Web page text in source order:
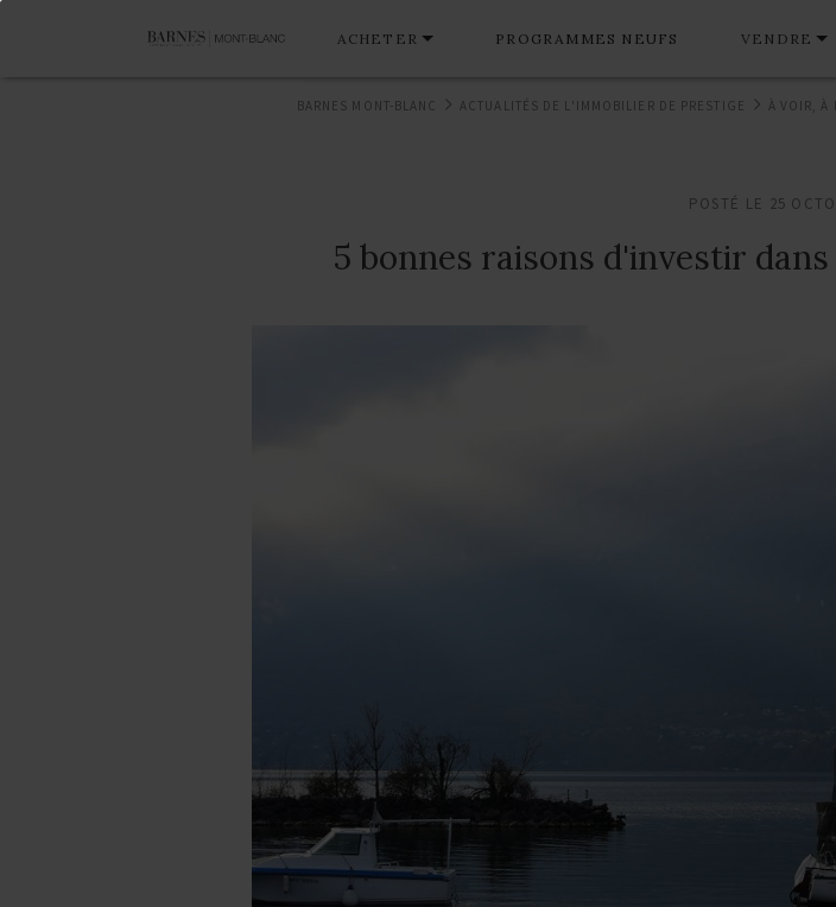
ACHETER PROGRAMMES NEUFS VENDRE
BARNES MONT-BLANC ACTUALITÉS DE L'IMMOBILIER DE PRESTIGE À VOIR, À
POSTÉ LE 25
5 bonnes raisons d'investir